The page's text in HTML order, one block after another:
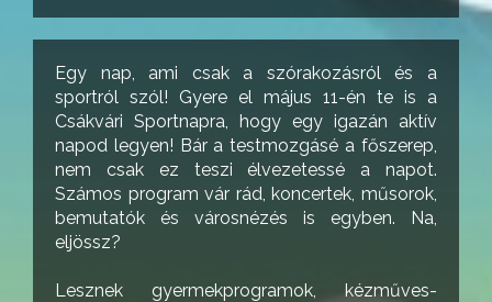
Egy nap, ami csak a szórakozásról és a
sportról szól! Gyere el május 11-én te is a
Csákvári Sportnapra, hogy egy igazán aktív
napod legyen! Bár a testmozgásé a főszerep,
nem csak ez teszi élvezetessé a napot.
Számos program vár rád, koncertek, műsorok,
bemutatók és városnézés is egyben. Na,
eljössz?
Lesznek gyermekprogramok, kézműves-